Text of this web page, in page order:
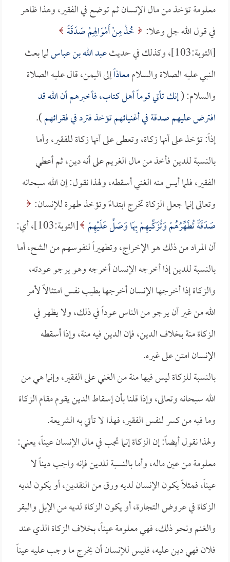
معلومة تؤخذ من مال الإنسان ثم توضع في الفقير، وهذا ظاهر
في قول الله جل وعلا:
خُذْ مِنْ أَمْوَالِهِمْ صَدَقَةً
[التوبة:103]، وكذلك في حديث
عبد الله بن عباسلما بعث
النبي عليه الصلاة والسلاممعاذاًإلى اليمن، قال عليه الصلاة
والسلام: (إنك تأتي قوماً أهل كتاب، فأخبرهم أن الله قد
افترض عليهم صدقة في أغنيائهم تؤخذ فترد في فقرائهم).
إذاً: تؤخذ على أنها زكاة، وتعطى على أنها زكاة للفقير، وأما
بالنسبة للدين فأخذ من مال الغريم على أنه دين، ثم أعطي
الفقير، فلما أيس منه الغني أسقطه، ولهذا نقول: إن الله سبحانه
وتعالى إنما جعل الزكاة تخرج ابتداءً وتؤخذ طهرة للإنسان:
صَدَقَةً تُطَهِّرُهُمْ وَتُزَكِّيهِمْ بِهَا وَصَلِّ عَلَيْهِمْ
[التوبة:103]، أي:
أن المراد من ذلك هو الإخراج، وتطهيراً لنفوسهم من الشح، أما
بالنسبة للدين إذا أخرجه الإنسان أخرجه وهو يرجو عودته،
والزكاة إذا أخرجها الإنسان أخرجها بطيب نفس امتثالاً لأمر
الله من غير أن يرجو من الناس عوداً في ذلك، ولا يظهر في
الزكاة منة بخلاف الدين، فإن الدين فيه منة، وإذا أسقطه
الإنسان امتن على غيره.
بالنسبة للزكاة ليس فيها منة من الغني على الفقير، وإنما هي من
الله سبحانه وتعالى، وإذا قلنا بأن إسقاط الدين يقوم مقام الزكاة
وما فيه من كسر لنفس الفقير، فهذا لا تأتي به الشريعة.
ولهذا نقول أيضاً: إن الزكاة إنما تجب في مال الإنسان عيناً، يعني:
معلومة من عين ماله، وأما بالنسبة للدين فإنه واجب ديناً لا
عيناً، فمثلاً يكون الإنسان لديه ورق من النقدين، أو يكون لديه
الزكاة في عروض التجارة، أو يكون الزكاة لديه من الإبل والبقر
والغنم ونحو ذلك، فهي معلومة عيناً، بخلاف الزكاة الذي عند
فلان فهي دين عليه، فليس للإنسان أن يخرج ما وجب عليه عيناً